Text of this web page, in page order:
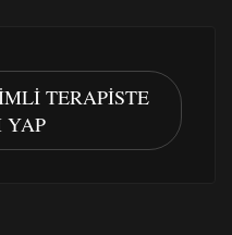
TERAPISTE
YAP